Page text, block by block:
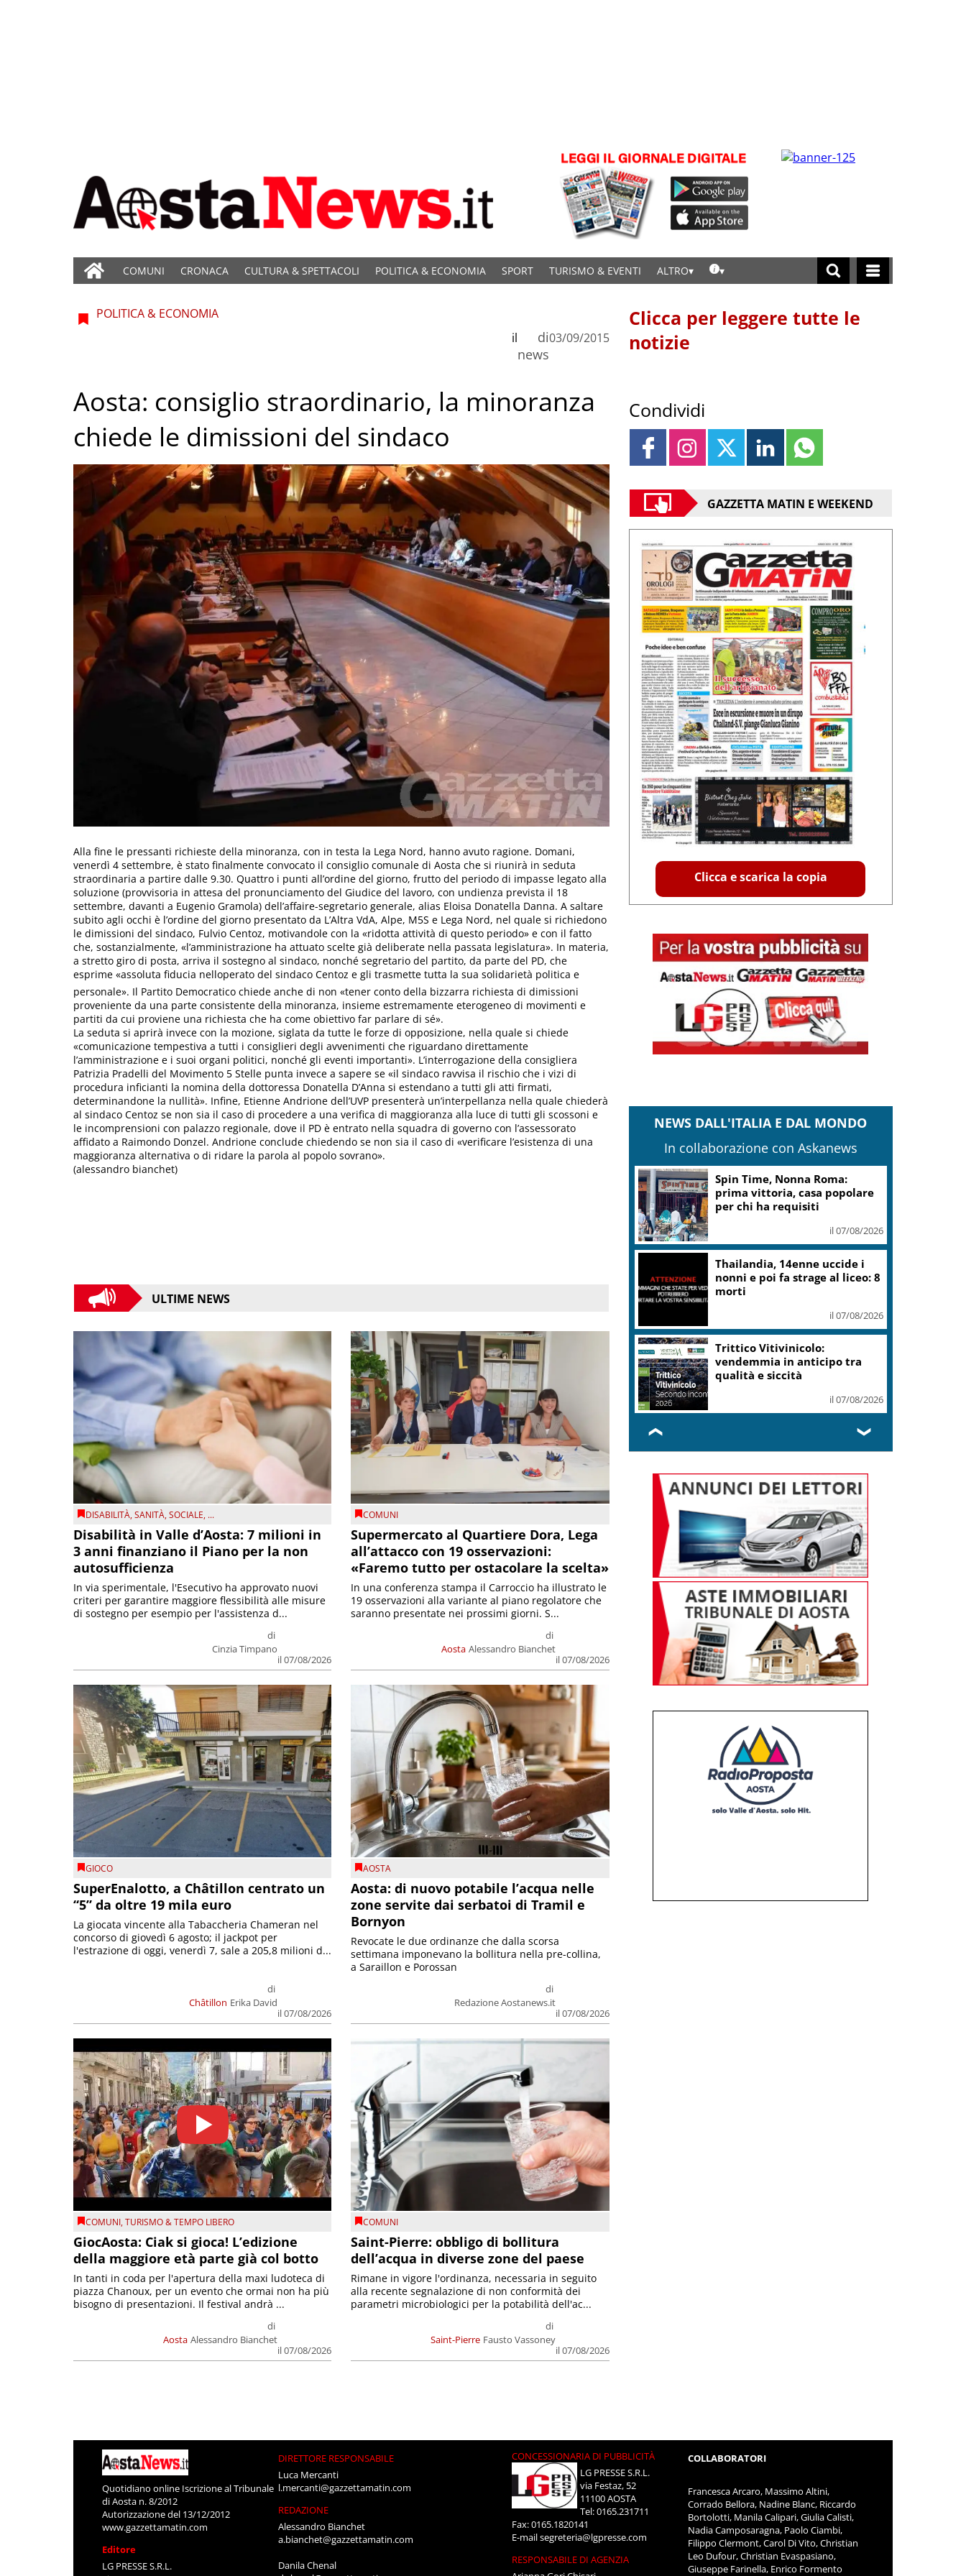
COMUNI CRONACA CULTURA & SPETTACOLI POLITICA & ECONOMIA SPORT TURISMO & EVENTI ALTRO
POLITICA & ECONOMIA
di
news
il 03/09/2015
Aosta: consiglio straordinario, la minoranza
chiede le dimissioni del sindaco
Alla fine le pressanti richieste della minoranza, con in testa la Lega Nord, hanno avuto ragione. Domani,
venerdì 4 settembre, è stato finalmente convocato il consiglio comunale di Aosta che si riunirà in seduta
straordinaria a partire dalle 9.30. Quattro i punti all’ordine del giorno, frutto del periodo di impasse legato alla
soluzione (provvisoria in attesa del pronunciamento del Giudice del lavoro, con undienza prevista il 18
settembre, davanti a Eugenio Gramola) dell’affaire-segretario generale, alias Eloisa Donatella Danna. A saltare
subito agli occhi è l’ordine del giorno presentato da L’Altra VdA, Alpe, M5S e Lega Nord, nel quale si richiedono
le dimissioni del sindaco, Fulvio Centoz, motivandole con la «ridotta attività di questo periodo» e con il fatto
che, sostanzialmente, «l’amministrazione ha attuato scelte già deliberate nella passata legislatura». In materia,
a stretto giro di posta, arriva il sostegno al sindaco, nonché segretario del partito, da parte del PD, che
esprime «assoluta fiducia nelloperato del sindaco Centoz e gli trasmette tutta la sua solidarietà politica e
personale». Il Partito Democratico chiede anche di non «tener conto della bizzarra richiesta di dimissioni
proveniente da una parte consistente della minoranza, insieme estremamente eterogeneo di movimenti e
partiti da cui proviene una richiesta che ha come obiettivo far parlare di sé».
La seduta si aprirà invece con la mozione, siglata da tutte le forze di opposizione, nella quale si chiede
«comunicazione tempestiva a tutti i consiglieri degli avvenimenti che riguardano direttamente
l’amministrazione e i suoi organi politici, nonché gli eventi importanti». L’interrogazione della consigliera
Patrizia Pradelli del Movimento 5 Stelle punta invece a sapere se «il sindaco ravvisa il rischio che i vizi di
procedura inficianti la nomina della dottoressa Donatella D’Anna si estendano a tutti gli atti firmati,
determinandone la nullità». Infine, Etienne Andrione dell’UVP presenterà un’interpellanza nella quale chiederà
al sindaco Centoz se non sia il caso di procedere a una verifica di maggioranza alla luce di tutti gli scossoni e
le incomprensioni con palazzo regionale, dove il PD è entrato nella squadra di governo con l’assessorato
affidato a Raimondo Donzel. Andrione conclude chiedendo se non sia il caso di «verificare l’esistenza di una
maggioranza alternativa o di ridare la parola al popolo sovrano».
(alessandro bianchet)
ULTIME NEWS
DISABILITÀ,SANITÀ,SOCIALE, ...
Disabilità in Valle d’Aosta: 7 milioni in
3 anni finanziano il Piano per la non
autosufficienza
di
Cinzia Timpano
il 07/08/2026
In via sperimentale, l'Esecutivo ha approvato nuovi
criteri per garantire maggiore flessibilità alle misure
di sostegno per esempio per l'assistenza d...
COMUNI
Supermercato al Quartiere Dora, Lega
all’attacco con 19 osservazioni:
«Faremo tutto per ostacolare la scelta»
Aosta
di
Alessandro Bianchet
il 07/08/2026
In una conferenza stampa il Carroccio ha illustrato le
19 osservazioni alla variante al piano regolatore che
saranno presentate nei prossimi giorni. S...
GIOCO
SuperEnalotto, a Châtillon centrato un
“5” da oltre 19 mila euro
Châtillon
di
Erika David
il 07/08/2026
La giocata vincente alla Tabaccheria Chameran nel
concorso di giovedì 6 agosto; il jackpot per
l'estrazione di oggi, venerdì 7, sale a 205,8 milioni d...
AOSTA
Aosta: di nuovo potabile l’acqua nelle
zone servite dai serbatoi di Tramil e
Bornyon
di
Redazione Aostanews.it
il 07/08/2026
Revocate le due ordinanze che dalla scorsa
settimana imponevano la bollitura nella pre-collina,
a Saraillon e Porossan
COMUNI,TURISMO & TEMPO LIBERO
GiocAosta: Ciak si gioca! L’edizione
della maggiore età parte già col botto
Aosta
di
Alessandro Bianchet
il 07/08/2026
In tanti in coda per l'apertura della maxi ludoteca di
piazza Chanoux, per un evento che ormai non ha più
bisogno di presentazioni. Il festival andrà ...
COMUNI
Saint-Pierre: obbligo di bollitura
dell’acqua in diverse zone del paese
Saint-Pierre
di
Fausto Vassoney
il 07/08/2026
Rimane in vigore l'ordinanza, necessaria in seguito
alla recente segnalazione di non conformità dei
parametri microbiologici per la potabilità dell'ac...
Clicca per leggere tutte le
notizie
Condividi
GAZZETTA MATIN E WEEKEND
Clicca e scarica la copia
NEWS DALL'ITALIA E DAL MONDO
In collaborazione con Askanews
Camera,Opposizioni a
Fontana: sanzioni a Bignami
per offese a Scalfaro
il 07/08/2026
Ultimatum della Spagna
all’Italia: revochi lo stop a
Schengen o ci saranno
il 07/08/2026
Caldo in leggero calo: domani
e domenica 19 città in “bollino
il 07/08/2026
Quotidiano online Iscrizione al Tribunale
di Aosta n. 8/2012
Autorizzazione del 13/12/2012
www.gazzettamatin.com
Editore
LG PRESSE S.R.L.
DIRETTORE RESPONSABILE
Luca Mercanti
l.mercanti@gazzettamatin.com
REDAZIONE
Alessandro Bianchet
a.bianchet@gazzettamatin.com
Danila Chenal
CONCESSIONARIA DI PUBBLICITÀ
LG PRESSE S.R.L.
via Festaz, 52
11100 AOSTA
Tel: 0165.231711
Fax: 0165.1820141
E-mailsegreteria@lgpresse.com
RESPONSABILE DI AGENZIA
COLLABORATORI
Francesca Arcaro, Massimo Altini,
Corrado Bellora, Nadine Blanc, Riccardo
Bortolotti, Manila Calipari, Giulia Calisti,
Nadia Camposaragna, Paolo Ciambi,
Filippo Clermont, Carol Di Vito, Christian
Leo Dufour, Christian Evaspasiano,
Giuseppe Farinella, Enrico Formento